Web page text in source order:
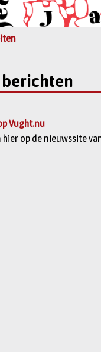
Vught.nu
op de nieuwssite